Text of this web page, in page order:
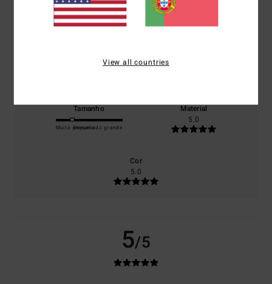
baseado em1 avaliações verificadasdesde Junho 2026
0% dos nossos clientes recomendam este produto
Relação qualidade/preço
Tamanho
Muito pequeno
Demasiado grande
Material
5.0
Cor
5.0
5/5
View all countries